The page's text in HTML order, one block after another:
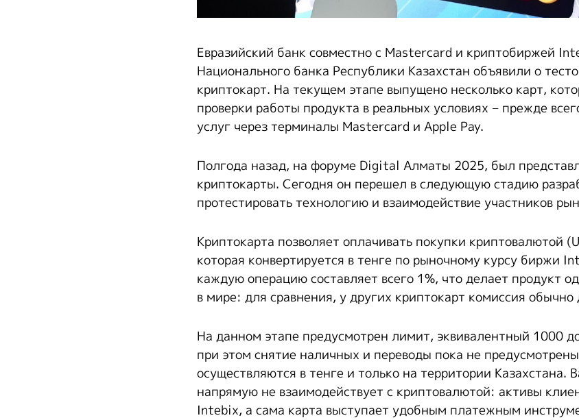
Евразийский банк совместно с Mastercard и криптобиржей
Национального банка Республики Казахстан объявили о
криптокарт. На текущем этапе выпущено несколько карт,
проверки работы продукта в реальных условиях − прежде
услуг через терминалы Mastercard и Apple Pay.
Полгода назад, на форуме Digital Алматы 2025, был
криптокарты. Сегодня он перешел в следующую стадию
протестировать технологию и взаимодействие участников
Криптокарта позволяет оплачивать покупки криптовалютой
которая конвертируется в тенге по рыночному курсу биржи
каждую операцию составляет всего 1%, что делает продукт
в мире: для сравнения, у других криптокарт комиссия обычно
На данном этапе предусмотрен лимит, эквивалентный 1000
при этом снятие наличных и переводы пока не
осуществляются в тенге и только на территории Казахстана.
напрямую не взаимодействует с криптовалютой: активы
Intebix, а сама карта выступает удобным платежным